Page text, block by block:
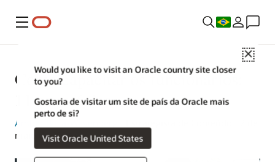
Menu
Close
Would you like to visit an Oracle country site closer
to you?
Gostaria de visitar um site de país da Oracle mais
perto de si?
Visit Oracle United States
Como capacitar os funcionários:
11 estratégias
Amber Biela-Weyenberg
maio de 2024